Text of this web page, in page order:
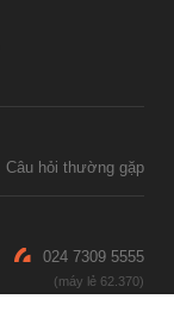
Câu hỏi thường gặp
024 7309 5555